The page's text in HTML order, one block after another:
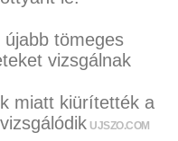
tömeges
vizsgálnak
miatt kiürítették a
UJSZO.COM